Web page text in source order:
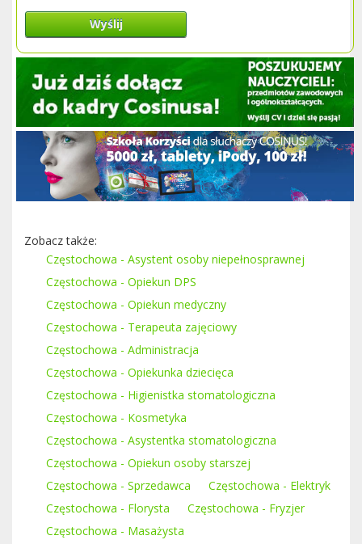
Wyślij
Zobacz także:
Częstochowa - Asystent osoby niepełnosprawnej
Częstochowa - Opiekun DPS
Częstochowa - Opiekun medyczny
Częstochowa - Terapeuta zajęciowy
Częstochowa - Administracja
Częstochowa - Opiekunka dziecięca
Częstochowa - Higienistka stomatologiczna
Częstochowa - Kosmetyka
Częstochowa - Asystentka stomatologiczna
Częstochowa - Opiekun osoby starszej
Częstochowa - Sprzedawca
Częstochowa - Elektryk
Częstochowa - Florysta
Częstochowa - Fryzjer
Częstochowa - Masażysta